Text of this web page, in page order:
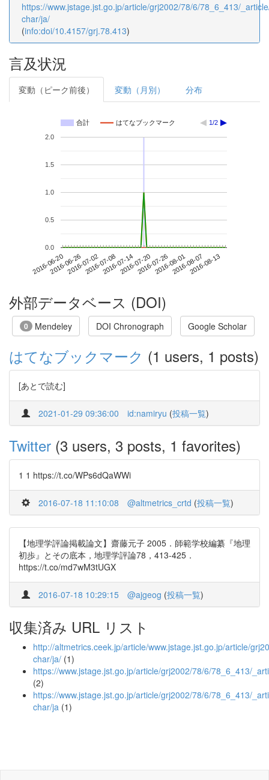
https://www.jstage.jst.go.jp/article/grj2002/78/6/78_6_413/
char/ja/
(info:doi/10.4157/grj.78.413)
言及状況
変動（ピーク前後） 変動（月別） 分布
合計 はてなブックマーク 1/2
2016-06-202016-06-262016-07-022016-07-082016-07-142016-07-202016-07-262016-08-012016-08-072016-08-13
0.0
0.5
1.0
1.5
2.0
外部データベース (DOI)
0 Mendeley DOI Chronograph Google Scholar
はてなブックマーク (1 users, 1 posts)
[あとで読む]
2021-01-29 09:36:00 id:namiryu (投稿一覧)
Twitter (3 users, 3 posts, 1 favorites)
1 1 https://t.co/WPs6dQaWWi
2016-07-18 11:10:08 @altmetrics_crtd (投稿一覧)
【地理学評論掲載論文】齋藤元子 2005．師範学校編纂『地理
初歩』とその底本，地理学評論78，413-425．
https://t.co/md7wM3tUGX
2016-07-18 10:29:15 @ajgeog (投稿一覧)
収集済み URL リスト
http://altmetrics.ceek.jp/article/www.jstage.jst.go.jp/article/
char/ja/ (1)
https://www.jstage.jst.go.jp/article/grj2002/78/6/78_6_413/
(2)
https://www.jstage.jst.go.jp/article/grj2002/78/6/78_6_413/
char/ja (1)